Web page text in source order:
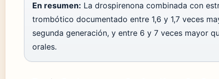
En resumen: La drospirenona combinada con
trombótico documentado entre 1,6 y 1,7 veces
segunda generación, y entre 6 y 7 veces mayor
orales.